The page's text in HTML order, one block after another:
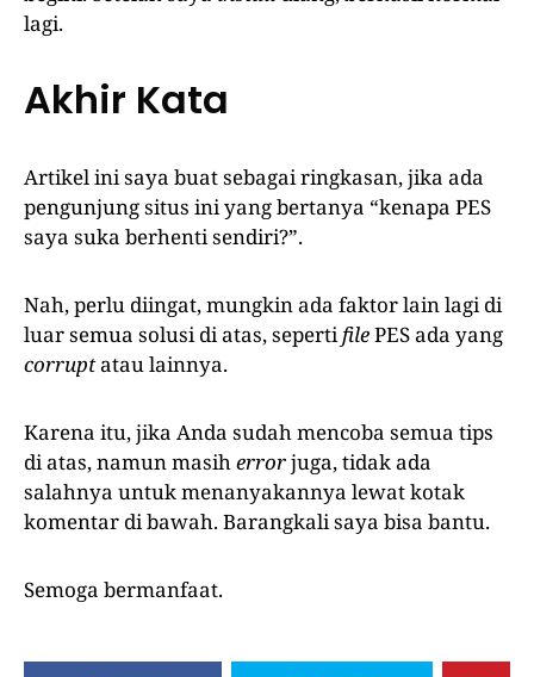
lagi.
Akhir Kata
Artikel ini saya buat sebagai ringkasan, jika ada
pengunjung situs ini yang bertanya “kenapa PES
saya suka berhenti sendiri?”.
Nah, perlu diingat, mungkin ada faktor lain lagi di
luar semua solusi di atas, sepertifilePES ada yang
corruptatau lainnya.
Karena itu, jika Anda sudah mencoba semua tips
di atas, namun masiherrorjuga, tidak ada
salahnya untuk menanyakannya lewat kotak
komentar di bawah. Barangkali saya bisa bantu.
Semoga bermanfaat.